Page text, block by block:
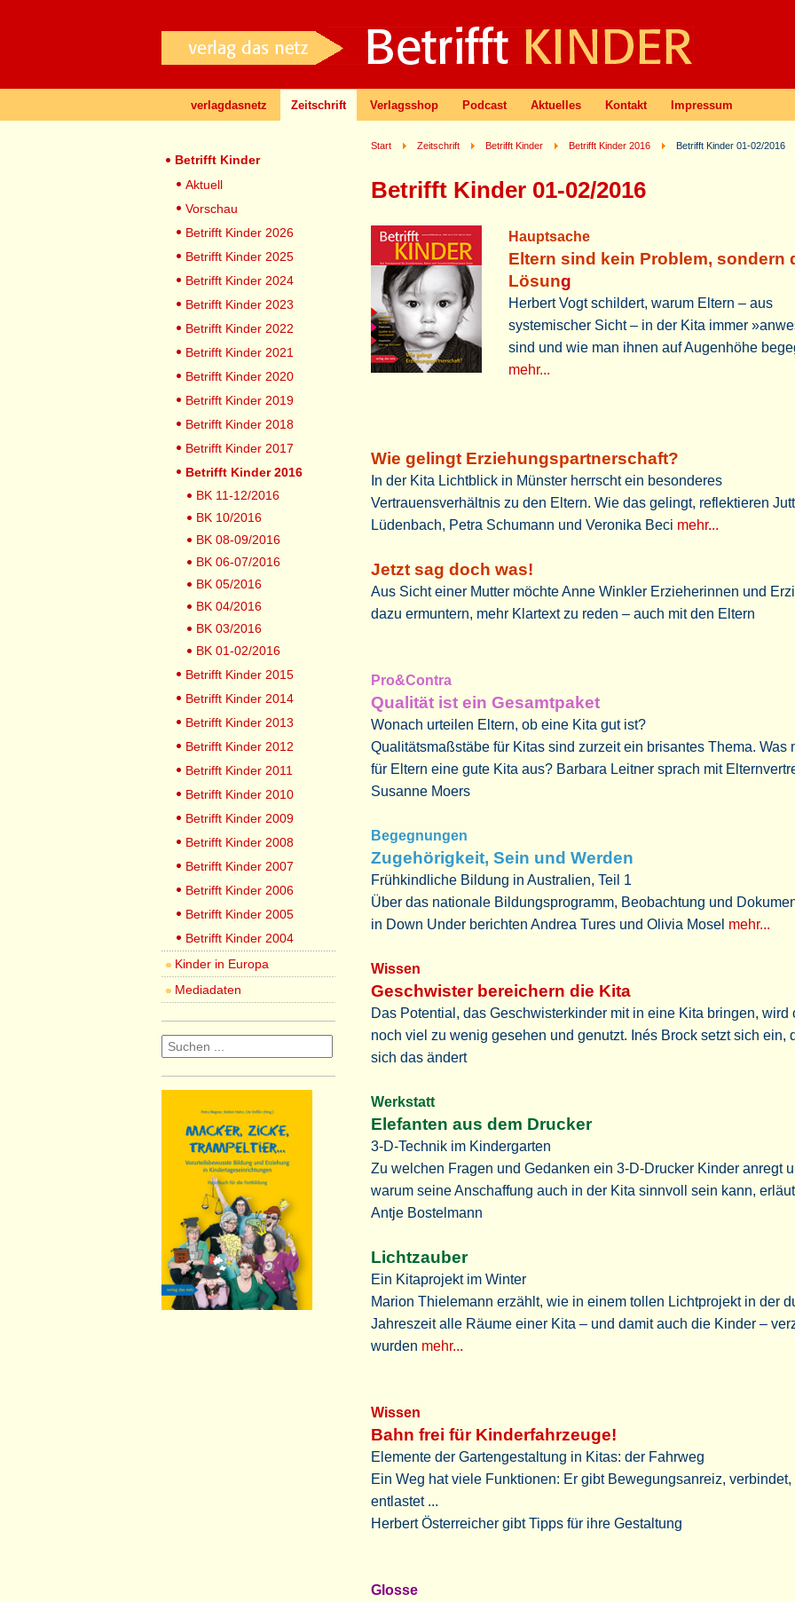
verlagdasnetz Zeitschrift Verlagsshop Podcast Aktuelles Kontakt Impressum
Start Zeitschrift Betrifft Kinder Betrifft Kinder 2016 Betrifft Kinder 01-02/2016
Betrifft Kinder 01-02/2016
Hauptsache
Eltern sind kein Problem, sondern
Lösung
Herbert Vogt schildert, warum Eltern – aus
systemischer Sicht – in der Kita immer
sind und wie man ihnen auf Augenhöhe
mehr...
Wie gelingt Erziehungspartnerschaft?
In der Kita Lichtblick in Münster herrscht ein besonderes
Vertrauensverhältnis zu den Eltern. Wie das gelingt, reflektieren
Lüdenbach, Petra Schumann und Veronika Beci mehr...
Jetzt sag doch was!
Aus Sicht einer Mutter möchte Anne Winkler Erzieherinnen und
dazu ermuntern, mehr Klartext zu reden – auch mit den Eltern
Pro&Contra
Qualität ist ein Gesamtpaket
Wonach urteilen Eltern, ob eine Kita gut ist?
Qualitätsmaßstäbe für Kitas sind zurzeit ein brisantes Thema. Was
für Eltern eine gute Kita aus? Barbara Leitner sprach mit
Susanne Moers
Begegnungen
Zugehörigkeit, Sein und Werden
Frühkindliche Bildung in Australien, Teil 1
Über das nationale Bildungsprogramm, Beobachtung und
in Down Under berichten Andrea Tures und Olivia Mosel mehr...
Wissen
Geschwister bereichern die Kita
Das Potential, das Geschwisterkinder mit in eine Kita bringen, wird
noch viel zu wenig gesehen und genutzt. Inés Brock setzt sich ein,
sich das ändert
Werkstatt
Elefanten aus dem Drucker
3-D-Technik im Kindergarten
Zu welchen Fragen und Gedanken ein 3-D-Drucker Kinder anregt
warum seine Anschaffung auch in der Kita sinnvoll sein kann,
Antje Bostelmann
Lichtzauber
Ein Kitaprojekt im Winter
Marion Thielemann erzählt, wie in einem tollen Lichtprojekt in der
Jahreszeit alle Räume einer Kita – und damit auch die Kinder –
wurden mehr...
Wissen
Bahn frei für Kinderfahrzeuge!
Elemente der Gartengestaltung in Kitas: der Fahrweg
Ein Weg hat viele Funktionen: Er gibt Bewegungsanreiz, verbindet,
entlastet ...
Herbert Österreicher gibt Tipps für ihre Gestaltung
Glosse
Betrifft Kinder
Aktuell
Vorschau
Betrifft Kinder 2026
Betrifft Kinder 2025
Betrifft Kinder 2024
Betrifft Kinder 2023
Betrifft Kinder 2022
Betrifft Kinder 2021
Betrifft Kinder 2020
Betrifft Kinder 2019
Betrifft Kinder 2018
Betrifft Kinder 2017
Betrifft Kinder 2016
BK 11-12/2016
BK 10/2016
BK 08-09/2016
BK 06-07/2016
BK 05/2016
BK 04/2016
BK 03/2016
BK 01-02/2016
Betrifft Kinder 2015
Betrifft Kinder 2014
Betrifft Kinder 2013
Betrifft Kinder 2012
Betrifft Kinder 2011
Betrifft Kinder 2010
Betrifft Kinder 2009
Betrifft Kinder 2008
Betrifft Kinder 2007
Betrifft Kinder 2006
Betrifft Kinder 2005
Betrifft Kinder 2004
Kinder in Europa
Mediadaten